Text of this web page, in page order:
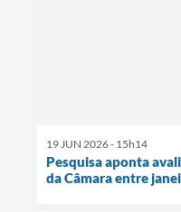
19 JUN 2026 - 15h14
Pesquisa aponta
da Câmara entre